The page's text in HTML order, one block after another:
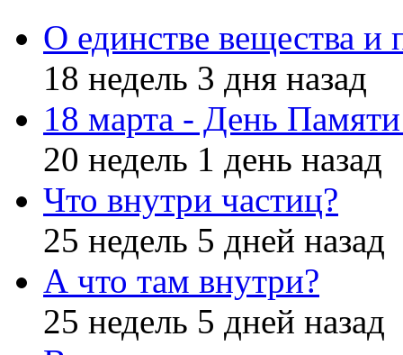
О единстве вещества и
18 недель 3 дня назад
18 марта - День
20 недель 1 день назад
Что внутри частиц?
25 недель 5 дней назад
А что там внутри?
25 недель 5 дней назад